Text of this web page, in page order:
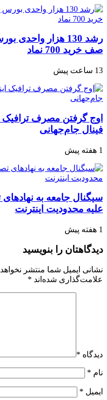
صف خرید 700 نماد
13 ساعت پیش
اوج گرفتن مصرف ترافیک
فینال جام‌جهانی
1 هفته پیش
سیگنال جامعه به
علیه محدودیت اینترنت
1 هفته پیش
دیدگاهتان را بنویسید
نشانی ایمیل شما منتشر
علامت‌گذاری شده‌اند *
دیدگاه *
نام *
ایمیل *